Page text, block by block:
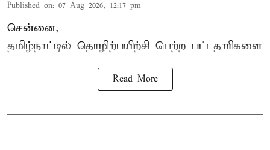
Published on: 07 Aug 2026, 12:17 pm
சென்னை,
தமிழ்நாட்டில் தொழிற்பயிற்சி பெற்ற பட்டதாரிகளை
Read More